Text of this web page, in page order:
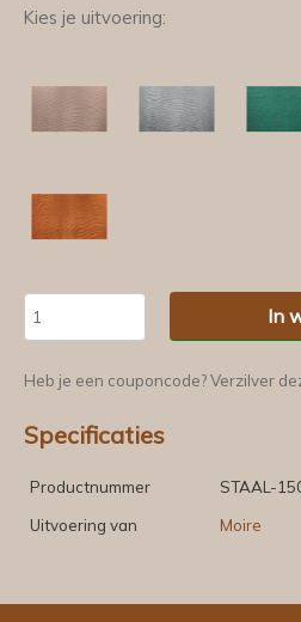
Kies je uitvoering:
In
Heb je een couponcode? Verzilver
Specificaties
Productnummer
STAAL-
Uitvoering van
Moire